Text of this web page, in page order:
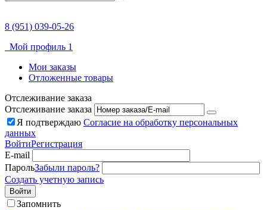
8 (951) 039-05-26
Мой профиль 1
Мои заказы
Отложенные товары
Отслеживание заказа
Отслеживание заказа
Я подтверждаю Согласие на обработку персональных
данных
ВойтиРегистрация
E-mail
ПарольЗабыли пароль?
Создать учетную запись
Войти
Запомнить